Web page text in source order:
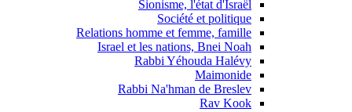
Sionisme, l'état d'Israël
Société et politique
Relations homme et femme, famille
Israel et les nations, Bnei Noah
Rabbi Yéhouda Halévy
Maimonide
Rabbi Na'hman de Breslev
Rav Kook